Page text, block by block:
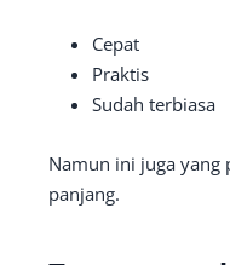
Cepat
Praktis
Sudah terbiasa
Namun ini juga yang
panjang.